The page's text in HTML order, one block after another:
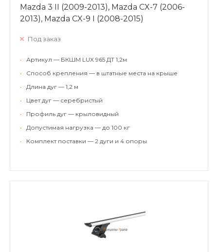
Mazda 3 II (2009-2013), Mazda CX-7 (2006-
2013), Mazda CX-9 I (2008-2015)
Под заказ
•
Артикул — БКШМ LUX 965 ДТ 1,2м
•
Способ крепления — в штатные места на крыше
•
Длина дуг — 1,2 м
•
Цвет дуг — серебристый
•
Профиль дуг — крыловидный
•
Допустимая нагрузка — до 100 кг
•
Комплект поставки — 2 дуги и 4 опоры